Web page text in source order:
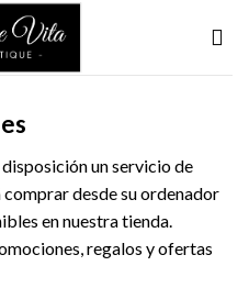
un servicio de
desde su ordenador
en nuestra tienda.
regalos y ofertas